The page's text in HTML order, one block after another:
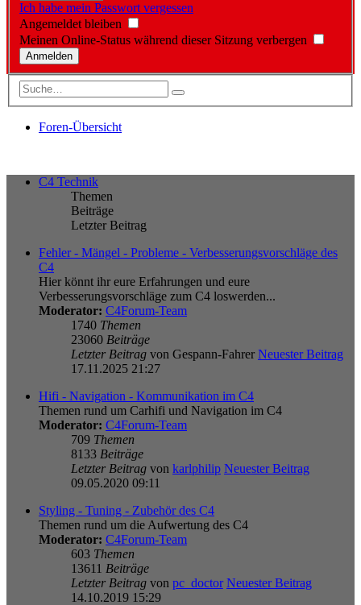
Ich habe mein Passwort vergessen
Angemeldet bleiben
Meinen Online-Status während dieser Sitzung verbergen
Foren-Übersicht
C4 Technik
Themen
Beiträge
Letzter Beitrag
Fehler - Mängel - Probleme - Verbesserungsvorschläge des
C4
Hier könnt ihr eure Erfahrungen und eure
Verbesserungsvorschläge zum C4 loswerden...
Moderator: C4Forum-Team
1740 Themen
23060 Beiträge
Letzter Beitrag von Gespann-Fahrer Neuester Beitrag
17.11.2025 21:27
Hifi - Navigation - Kommunikation im C4
Themen rund um Carhifi und Navigation im C4
Moderator: C4Forum-Team
709 Themen
8133 Beiträge
Letzter Beitrag von karlphilip Neuester Beitrag
09.05.2020 09:11
Styling - Tuning - Zubehör des C4
Themen rund um die Aufwertung des C4
Moderator: C4Forum-Team
603 Themen
13611 Beiträge
Letzter Beitrag von pc_doctor Neuester Beitrag
14.10.2019 15:29